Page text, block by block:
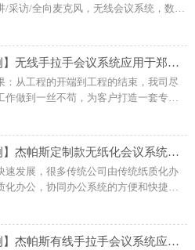
/采访/全向麦克风，无线会议系统，数字
，无纸化会议系统，中控/矩阵会议系
【工程案例】无线手拉手会议系统应用于郑州某综合利用研究所
：从工程的开端到工程的结束，我司尽
作做到一丝不苟，为客户打造一套专属
；4、会议音响扩声系统； 杰帕斯音
【工程案例】杰帕斯定制款无纸化会议系统应用于某企业单位
速发展，很多传统公司由传统纸质化办
化办公，协同办公系统的方便和快捷也
得以体现；2、无纸化多媒体会议系统；
【工程案例】杰帕斯有线手拉手会议系统应用于某市人民检察院